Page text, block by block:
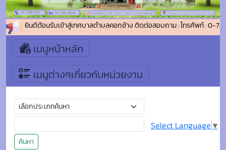
ยินดีต้อนรับเข้าสู่เทศบาลตำบลคอกช้าง ติดต่อสอบถาม : โทรศัพท์ : 0-
เมนูหน้าหลัก
เมนูต่างๆเกี่ยวกับหน่วยงาน
ค้นหา
Select Language ▼